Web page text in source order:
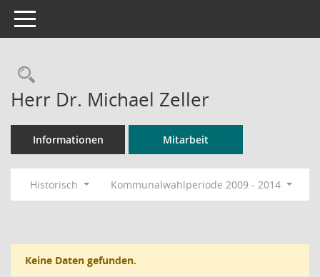
Toggle navigation
Rechercheauswahl
Herr Dr. Michael Zeller
Informationen Mitarbeit
Historisch Kommunalwahlperiode 2009 - 2014
Keine Daten gefunden.